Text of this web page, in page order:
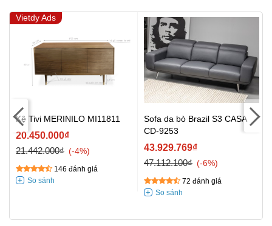
Vietdy Ads
Kệ Tivi MERINILO MI11811
20.450.000₫
21.442.000₫
-4%
146 đánh giá
Sofa da bò Brazil S3 CASA
CD-9253
43.929.769₫
47.112.100₫
-6%
72 đánh giá